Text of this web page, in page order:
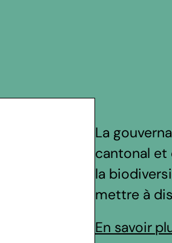
La
cantonal
la
mettre à
En savoir